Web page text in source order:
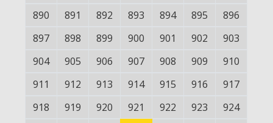
890
891 892 893 894 895
896
897
898 899 900 901 902
903
904
905 906 907 908 909
910
911
912 913 914 915 916
917
918
919 920 921 922 923
924